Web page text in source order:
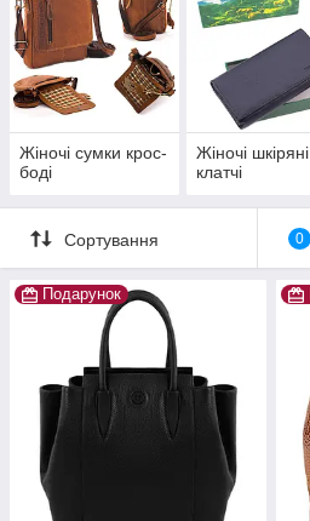
Жіночі сумки крос-
боді
Жіночі шкіряні
клатчі
Сортування 0
Подарунок